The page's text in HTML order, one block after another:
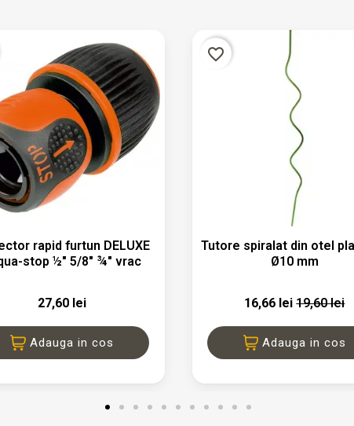
Vizualizare rapida
rapid furtun DELUXE
stop ½" 5/8" ¾" vrac
27,60 lei
Adauga in cos
Vizualizare rapida
Tutore spiralat din otel
Ø10 mm
16,66 lei19,60 lei
Adauga in cos
favorite_border